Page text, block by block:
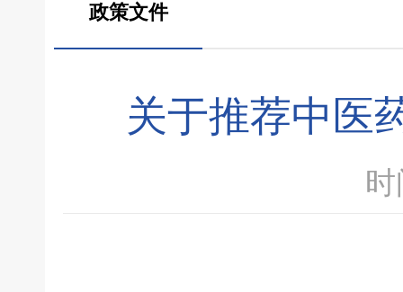
政策文件
关于推荐中医